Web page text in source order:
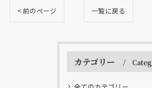
< 前のページ 一覧に戻る
カテゴリー